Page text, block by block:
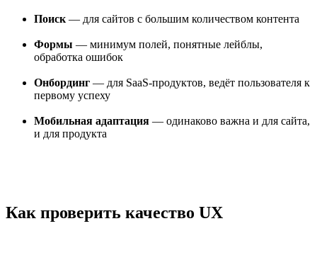
Поиск — для сайтов с большим количеством контента
Формы — минимум полей, понятные лейблы,
обработка ошибок
Онбординг — для SaaS-продуктов, ведёт пользователя к
первому успеху
Мобильная адаптация — одинаково важна и для сайта,
и для продукта
Как проверить качество UX